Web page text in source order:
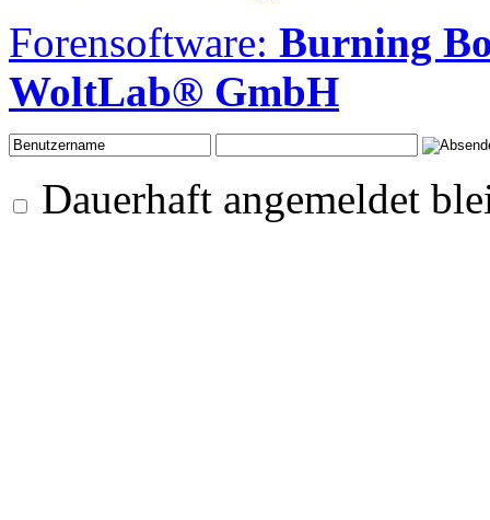
Forensoftware: Burning
WoltLab® GmbH
Dauerhaft angemeldet